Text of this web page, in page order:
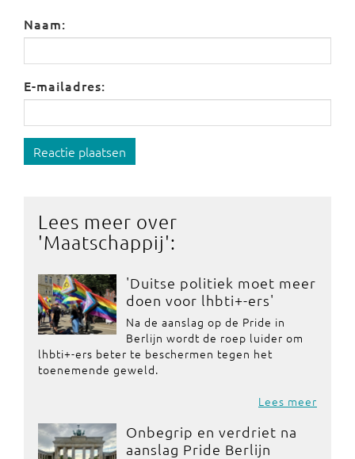
Naam:
E-mailadres:
Reactie plaatsen
Lees meer over
'Maatschappij':
'Duitse politiek moet meer
doen voor lhbti+-ers'
Na de aanslag op de Pride in
Berlijn wordt de roep luider om
lhbti+-ers beter te beschermen tegen het
toenemende geweld.
Lees meer
Onbegrip en verdriet na
aanslag Pride Berlijn